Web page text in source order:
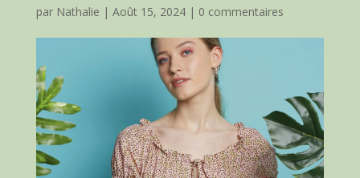
par Nathalie | Août 15, 2024| 0 commentaires